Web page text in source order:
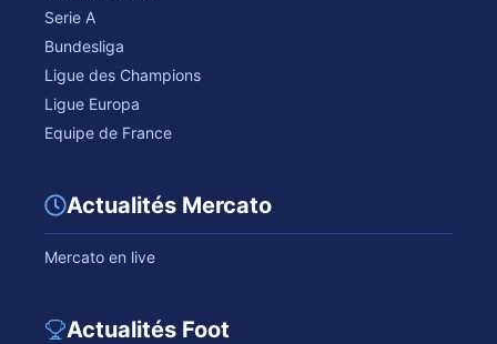
Serie A
Bundesliga
Ligue des Champions
Ligue Europa
Equipe de France
Actualités Mercato
Mercato en live
Actualités Foot